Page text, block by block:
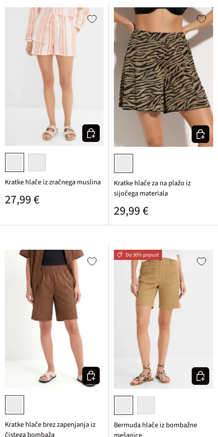
bela/lososova potiskana
rozasta/neonsko pink potiskana
Kratke hlače iz zračnega muslina
Običajna cena
27,99 €
Izberi varianto
črna/zlata zebrast živalski vzorec
Kratke hlače za na plažo iz
sijočega materiala
Običajna cena
29,99 €
Izberi
rjava vzdolžno črtasta
Kratke hlače brez zapenjanja iz
čistega bombaža
Izberi varianto
Do 30% popust
mat kameljatemno modra
Bermuda hlače iz bombažne
Izberi